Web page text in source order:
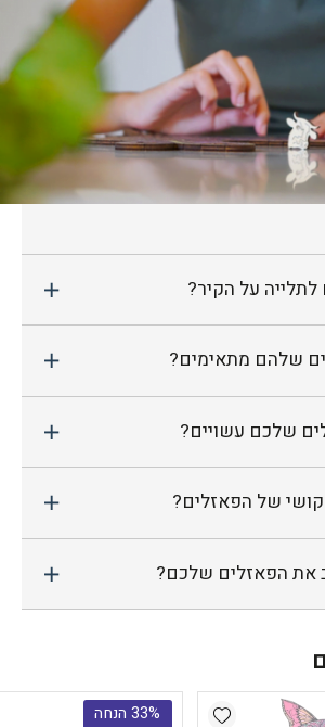
על הקיר?
שלהם מתאימים?
שלכם עשויים?
של הפאזלים?
את הפאזלים שלכם?
Add wishlist
‫33% הנחה